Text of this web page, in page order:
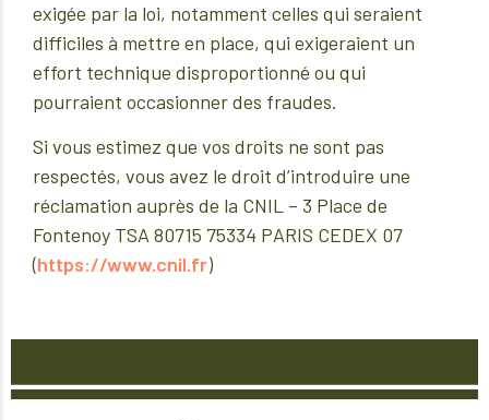
exigée par la loi, notamment celles qui seraient
difficiles à mettre en place, qui exigeraient un
effort technique disproportionné ou qui
pourraient occasionner des fraudes.
Si vous estimez que vos droits ne sont pas
respectés, vous avez le droit d’introduire une
réclamation auprès de la CNIL – 3 Place de
Fontenoy TSA 80715 75334 PARIS CEDEX 07
(https://www.cnil.fr)